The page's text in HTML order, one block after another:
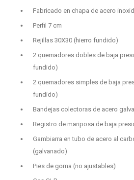
Fabricado en chapa de acero
Perfil 7 cm
Rejillas 30X30 (hierro fundido)
2 quemadores dobles de baja
fundido)
2 quemadores simples de baja
fundido)
Bandejas colectoras de acero
Registro de mariposa de baja
Gambiarra en tubo de acero al
(galvanado)
Pies de goma (no ajustables)